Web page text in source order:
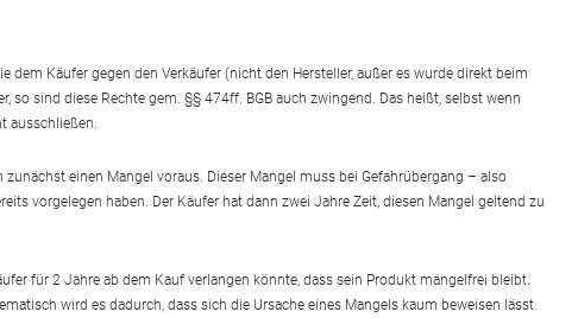
dem Käufer gegen den Verkäufer (nicht den Hersteller, außer es wurde direkt beim
so sind diese Rechte gem. §§ 474ff. BGB auch zwingend. Das heißt, selbst wenn
ausschließen.
einen Mangel voraus. Dieser Mangel muss bei Gefahrübergang – also
vorgelegen haben. Der Käufer hat dann zwei Jahre Zeit, diesen Mangel geltend zu
für 2 Jahre ab dem Kauf verlangen könnte, dass sein Produkt mangelfrei bleibt.
wird es dadurch, dass sich die Ursache eines Mangels kaum beweisen lässt.